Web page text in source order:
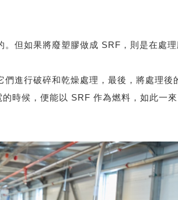
但如果將廢塑膠做成 SRF，則是在處理
進行破碎和乾燥處理，最後，將處理
時候，便能以 SRF 作為燃料，如此一